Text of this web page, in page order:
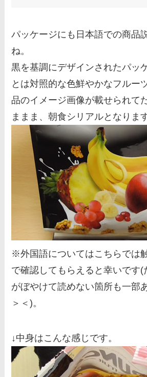
パッケージにも日本語での商品
ね。
黒を基調にデザインされたパッ
とは対照的な色鮮やかなフルー
品のイメージ画像が載せられて
ままま、朝食シリアルとなりま
※外国語についてはこちらでは
で確認してもらえると幸いです(
がぼやけて読めない箇所も一部
＞＜)。
↓中身はこんな感じです。